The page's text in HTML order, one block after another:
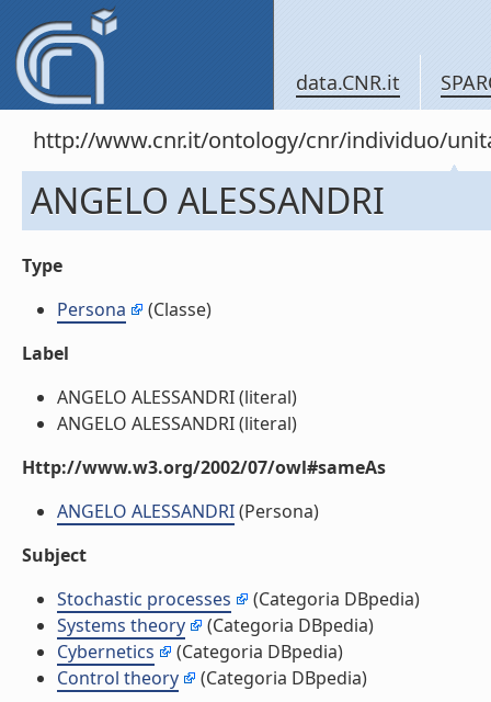
data.CNR.it
http://www.cnr.it/ontology/cnr/individuo/
ANGELO ALESSANDRI
Type
Persona
(Classe)
Label
ANGELO ALESSANDRI (literal)
ANGELO ALESSANDRI (literal)
Http://www.w3.org/2002/07/owl#sameAs
ANGELO ALESSANDRI(Persona)
Subject
Stochastic processes
(Categoria DBpedia)
Systems theory
(Categoria DBpedia)
Cybernetics
(Categoria DBpedia)
Control theory
(Categoria DBpedia)